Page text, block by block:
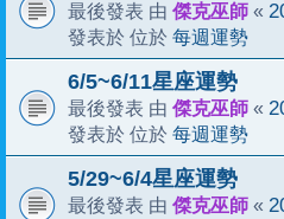
最後發表 由 傑克巫師 «
發表於 位於 每週運勢
6/5~6/11星座運勢
最後發表 由 傑克巫師 «
發表於 位於 每週運勢
5/29~6/4星座運勢
最後發表 由 傑克巫師 «